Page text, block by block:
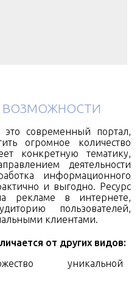
ВОЗМОЖНОСТИ
современный портал,
огромное количество
конкретную тематику,
деятельности
информационного
и выгодно. Ресурс
рекламе в интернете,
пользователей,
клиентами.
от других видов:
уникальной